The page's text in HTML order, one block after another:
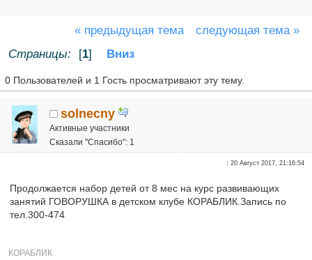
« предыдущая тема
следующая тема »
Страницы:
[1] Вниз
0 Пользователей и 1 Гость просматривают эту тему.
solnecny
Активные участники
Сказали "Спасибо": 1
:20 Август 2017, 21:16:54
Продолжается набор детей от 8 мес на курс развивающих
занятий ГОВОРУШКА в детском клубе КОРАБЛИК.Запись по
тел.300-474
КОРАБЛИК